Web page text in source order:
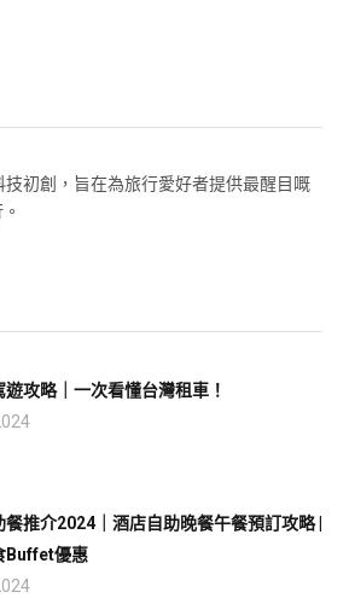
初創，旨在為旅行愛好者提供最醒目嘅
遊攻略｜一次看懂台灣租車！
餐推介2024｜酒店自助晚餐午餐預訂攻略 |
Buffet優惠